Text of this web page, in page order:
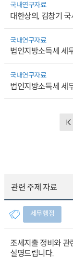
국내연구자료
대한상의, 김창기
국내연구자료
법인지방소득세 세
국내연구자료
법인지방소득세 세
관련 주제 자료
세무행정
조세지출 정비와
설명드립니다.